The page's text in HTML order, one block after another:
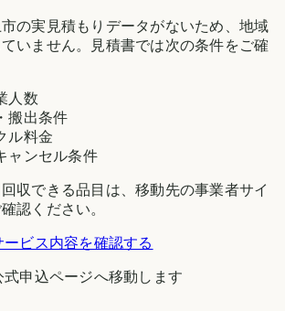
の実見積もりデータがないため、地域
いません。見積書では次の条件をご確
人数
搬出条件
ル料金
ャンセル条件
収できる品目は、移動先の事業者サイ
認ください。
ービス内容を確認する
式申込ページへ移動します